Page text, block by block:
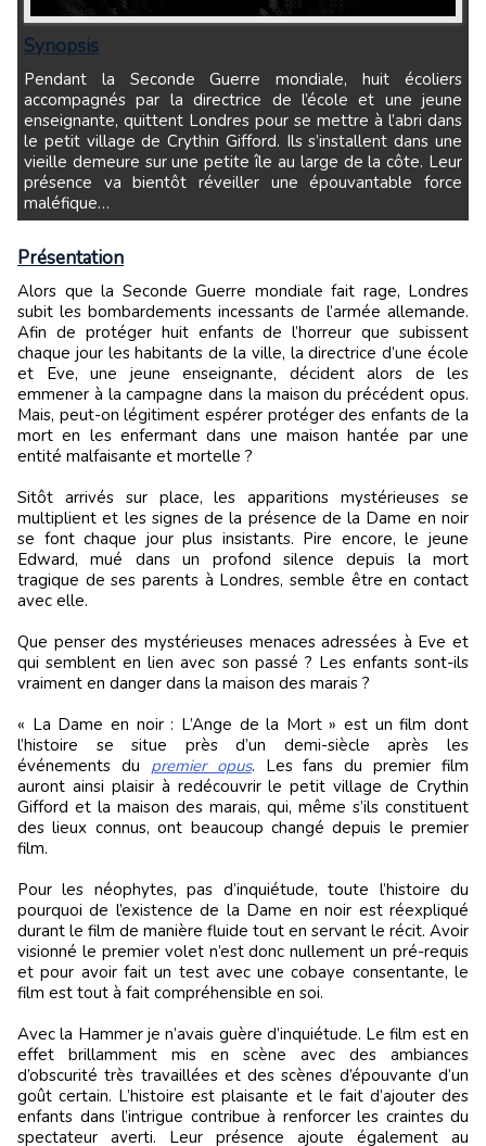
Synopsis
Pendant la Seconde Guerre mondiale, huit écoliers
accompagnés par la directrice de l’école et une jeune
enseignante, quittent Londres pour se mettre à l’abri dans
le petit village de Crythin Gifford. Ils s’installent dans une
vieille demeure sur une petite île au large de la côte. Leur
présence va bientôt réveiller une épouvantable force
maléfique…
Présentation
Alors que la Seconde Guerre mondiale fait rage, Londres
subit les bombardements incessants de l’armée allemande.
Afin de protéger huit enfants de l’horreur que subissent
chaque jour les habitants de la ville, la directrice d’une école
et Eve, une jeune enseignante, décident alors de les
emmener à la campagne dans la maison du précédent opus.
Mais, peut-on légitiment espérer protéger des enfants de la
mort en les enfermant dans une maison hantée par une
entité malfaisante et mortelle ?
Sitôt arrivés sur place, les apparitions mystérieuses se
multiplient et les signes de la présence de la Dame en noir
se font chaque jour plus insistants. Pire encore, le jeune
Edward, mué dans un profond silence depuis la mort
tragique de ses parents à Londres, semble être en contact
avec elle.
Que penser des mystérieuses menaces adressées à Eve et
qui semblent en lien avec son passé ? Les enfants sont-ils
vraiment en danger dans la maison des marais ?
« La Dame en noir : L’Ange de la Mort » est un film dont
l’histoire se situe près d’un demi-siècle après les
événements du premier opus. Les fans du premier film
auront ainsi plaisir à redécouvrir le petit village de Crythin
Gifford et la maison des marais, qui, même s’ils constituent
des lieux connus, ont beaucoup changé depuis le premier
film.
Pour les néophytes, pas d’inquiétude, toute l’histoire du
pourquoi de l’existence de la Dame en noir est réexpliqué
durant le film de manière fluide tout en servant le récit. Avoir
visionné le premier volet n’est donc nullement un pré-requis
et pour avoir fait un test avec une cobaye consentante, le
film est tout à fait compréhensible en soi.
Avec la Hammer je n’avais guère d’inquiétude. Le film est en
effet brillamment mis en scène avec des ambiances
d’obscurité très travaillées et des scènes d’épouvante d’un
goût certain. L’histoire est plaisante et le fait d’ajouter des
enfants dans l’intrigue contribue à renforcer les craintes du
spectateur averti. Leur présence ajoute également au